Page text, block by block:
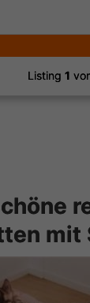
Listing 1
mit